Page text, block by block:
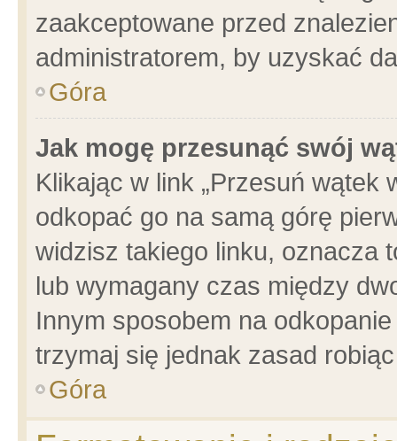
zaakceptowane przed
administratorem, by uzyskać
Góra
Jak mogę przesunąć swój
Klikając w link „Przesuń wątek
odkopać go na samą górę
widzisz takiego linku, oznacza
lub wymagany czas między
Innym sposobem na
trzymaj się jednak zasad
Góra